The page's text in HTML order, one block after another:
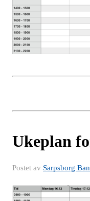
Ukeplan
Postet av Sarpsborg